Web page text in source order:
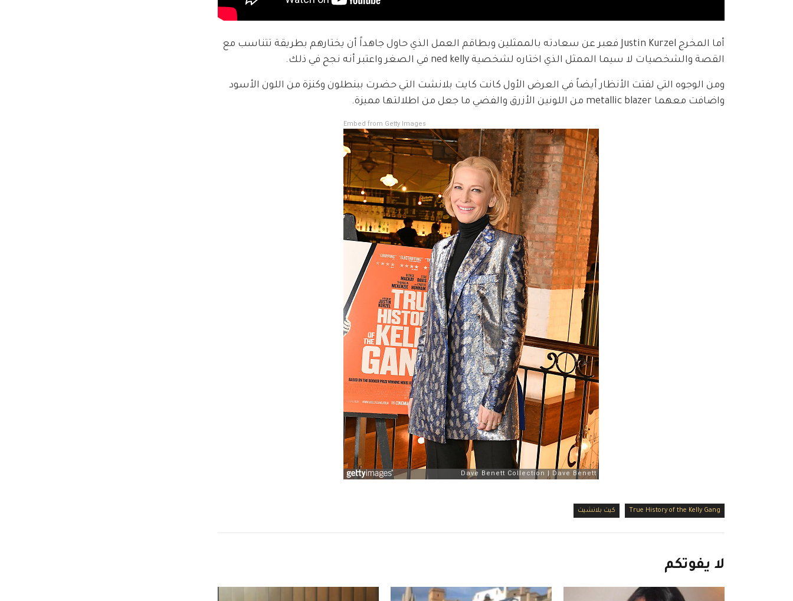
أما المخرج Justin Kurzel فعبر عن سعادته بالممثلين وبطاقم العمل الذي حاول جاهداً أن يختارهم بطريقة تتناسب مع
القصة والشخصيات لا سيما الممثل الذي اختاره لشخصية ned kelly في الصغر واعتبر أنه نجح في ذلك.
ومن الوجوه التي لفتت الأنظار أيضاً في العرض الأول كانت كايت بلانشت التي حضرت ببنطلون وكنزة من اللون الأسود
واضافت معهما metallic blazer من اللونين الأزرق والفضي ما جعل من اطلالتها مميزة.
Embed from Getty Images
True History of the Kelly Gang كيت بلانشيت
لا يفوتكم